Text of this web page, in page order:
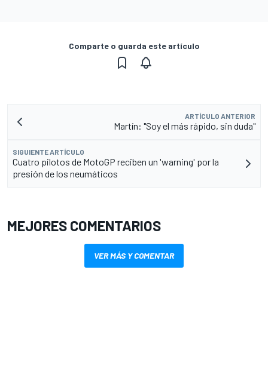
Comparte o guarda este artículo
ARTÍCULO ANTERIOR
Martín: "Soy el más rápido, sin duda"
SIGUIENTE ARTÍCULO
Cuatro pilotos de MotoGP reciben un 'warning' por la
presión de los neumáticos
MEJORES COMENTARIOS
VER MÁS Y COMENTAR